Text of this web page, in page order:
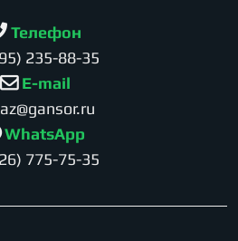
Телефон
235-88-35
E-mail
WhatsApp
775-75-35